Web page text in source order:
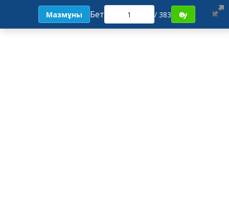
Мазмұны Бет / 383 Өту